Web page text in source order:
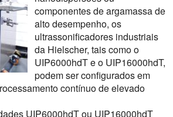
componentes de argamassa de
alto desempenho, os
ultrassonificadores industriais
da Hielscher, tais como o
UIP6000hdT e o UIP16000hdT,
podem ser configurados em
contínuo de elevado
UIP6000hdT ou UIP16000hdT